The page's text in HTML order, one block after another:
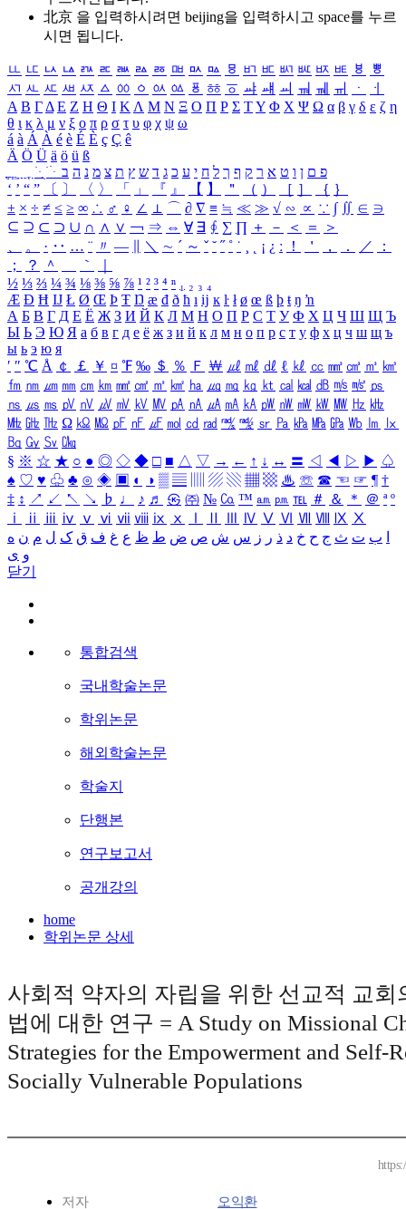
北京 을 입력하시려면 beijing을 입력하시고 space를 누르
시면 됩니다.
ㅥ ㅦ ㅧ ㅨ ㅩ ㅪ ㅫ ㅬ ㅭ ㅮ ㅯ ㅰ ㅱ ㅲ ㅳ ㅴ ㅵ ㅶ ㅷ ㅸ
ㅹ
ㅺ ㅻ ㅼ ㅽ ㅾ ㅿ ㆀ ㆁ ㆂ ㆃ ㆄ ㆅ ㆆ ㆇ ㆈ ㆉ ㆊ ㆋ ㆌ ㆍ
ㆎ
Α Β ΓΔ Ε Ζ Η Θ Ι ΚΛ Μ Ν Ξ Ο Π Ρ Σ ΤΥ Φ Χ Ψ Ω α β γ δ ε ζ η
θ ι κ λ μ ν ξ ο π ρ σ τ υ φ χ ψ ω
á à Á À é è É È ç Ç ê
Ä Ö Ü ä ö ü ß
ִֶֹ ֻּ ׁׂ פ ם ן ו ט א ר ק ף ך ל ח י ע כ ג ד ש ץ ת צ מ נ ה ב
‘ ’ “ ” 〔 〕 〈 〉 「 」 『 』 【 】 ＂ （ ） ［ ］ ｛ ｝
± × ÷ ≠ ≤ ≥ ∞ ∴ ♂ ♀ ∠ ⊥ ⌒ ∂ ∇ ≡ ≒ ≪ ≫ √ ∽ ∝ ∵ ∫ ∬ ∈ ∋
⊆ ⊇ ⊂ ⊃ ∪ ∩ ∧ ∨ ￢ ⇒ ⇔ ∀ ∃ ∮ ∑ ∏ ＋ － ＜ ＝
＞
、
。 · ‥ … ¨ 〃 ― ＼ ∼ ´ ～ ˇ ˘ ˝ ˚ ˙ ¸ ¡ ¿ ː ！ ＇ ， ． ／
：
；
？ ＾ ｀
½ ⅓ ⅔ ¼ ¾ ⅛ ⅜ ⅝ ⅞ ¹ ² ³ ⁴ ⁿ ₁ ₂ ₃ ₄
Æ Ð Ħ Ĳ Ł Ø Œ Þ Ŧ Ŋ æ đ ð ħ ı ĳ ĸ ŀ ł ø œ ß þ ŧ ŋ ŉ
А Б В Г Д Е Ё Ж З И Й К Л М Н О П Р С Т У Ф Х Ц Ч Ш Щ Ъ
Ы Ь Э Ю Я а б в г д е ё ж з и й к л м н о п р с т у ф х ц ч ш щ ъ
ы ь э ю я
′ ″ ℃ Å ￠ ￡ ￥ ¤ ℉ ‰ ＄ ％ Ｆ ￦ ㎕ ㎖ ㎗ ℓ ㎘ ㏄ ㎣ ㎤ ㎥ ㎦
㎙ ㎚ ㎛ ㎜ ㎝ ㎞ ㎟ ㎠ ㎡ ㎢ ㏊ ㎍ ㎎ ㎏ ㏏ ㎈ ㎉ ㏈ ㎧ ㎨ ㎰
㎱ ㎲ ㎳ ㎴ ㎵ ㎶ ㎷ ㎸ ㎹ ㎀ ㎁ ㎂ ㎃ ㎄ ㎺ ㎻ ㎽ ㎾ ㎿ ㎐ ㎑
㎒ ㎓ ㎔ Ω ㏀ ㏁ ㎊ ㎋ ㎌ ㏖ ㏅ ㎭ ㎮ ㎯ ㏛ ㎩ ㎪ ㎫ ㎬ ㏝ ㏐
㏓
㏃ ㏉ ㏜ ㏆
§ ※ ☆ ★ ○ ● ◎ ◇ ◆ □ ■ △ ▽ → ← ↑ ↓ ↔ 〓 ◁ ◀ ▷ ▶ ♤
♠ ♡ ♥ ♧ ♣ ⊙ ◈ ▣ ◐ ◑ ▒ ▤ ▨ ▧ ▦ ▩ ♨ ☏ ☎ ☜ ☞ ¶ †
‡ ↕ ↗ ↙ ↖ ↘ ♭ ♩ ♪ ♬ ㉿ ㈜ № ㏇ ™ ㏂ ㏘ ℡ ＃ ＆ ＊ ＠ ª º
ⅰ
ⅱ ⅲ ⅳ ⅴ ⅵ ⅶ ⅷ ⅸ ⅹ Ⅳ Ⅴ Ⅵ Ⅶ Ⅷ Ⅸ Ⅹ
ب ت ث ج ح خ د ذ ر ز س ش ص ض ط ظ ع غ ف ق ک ل م ن ه
و ی
닫기
통합검색
국내학술논문
학위논문
해외학술논문
학술지
단행본
연구보고서
공개강의
home
학위논문 상세
사회적 약자의 자립을 위한 선교적 교회
법에 대한 연구 = A Study on Missional
Strategies for the Empowerment and Self-
Socially Vulnerable Populations
저자 오익환